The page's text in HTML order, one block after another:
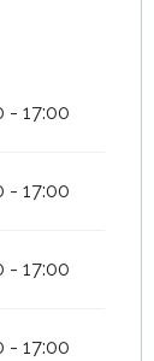
- 17:00
- 17:00
- 17:00
- 17:00